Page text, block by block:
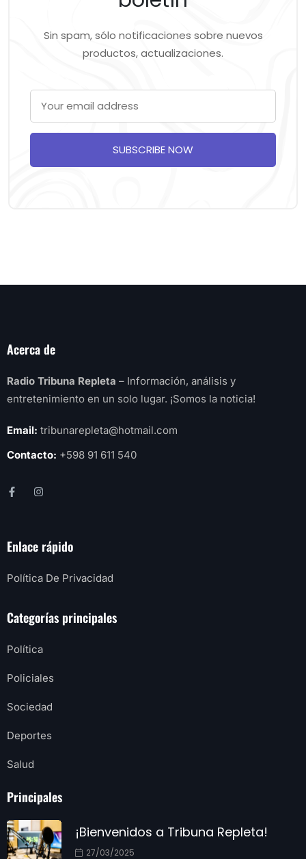
Sin spam, sólo notificaciones sobre nuevos
productos, actualizaciones.
SUBSCRIBE NOW
Acerca de
Radio Tribuna Repleta – Información, análisis y
entretenimiento en un solo lugar. ¡Somos la noticia!
Email: tribunarepleta@hotmail.com
Contacto: +598 91 611 540
Enlace rápido
Política De Privacidad
Categorías principales
Política
Policiales
Sociedad
Deportes
Salud
Principales
¡Bienvenidos a Tribuna Repleta!
27/03/2025